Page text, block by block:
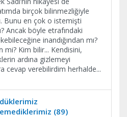
birçok bilinmezliğiyle
Bunu en çok o istemişti
Ancak böyle etrafındaki
inandığından mı?
mi? Kim bilir... Kendisini,
ardına gizlemeyi
cevap verebilirdim herhalde...
(89)